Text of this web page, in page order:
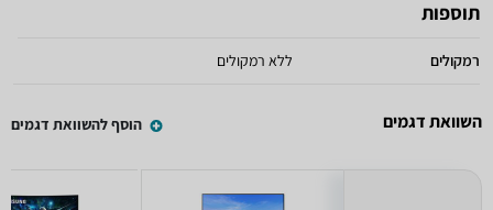
תוספות
רמקולים ללא רמקולים
השוואת דגמים הוסף להשוואת דגמים